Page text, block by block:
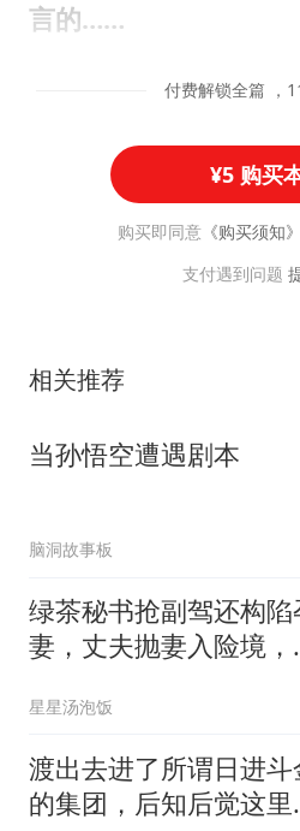
言的……
付费解锁全篇 ，
¥5 购买
购买即同意 《购买须知》
支付遇到问题
相关推荐
当孙悟空遭遇剧本
脑洞故事板
绿茶秘书抢副驾还构陷
妻，丈夫抛妻入险境，
星星汤泡饭
渡出去进了所谓日进斗
的集团，后知后觉这里